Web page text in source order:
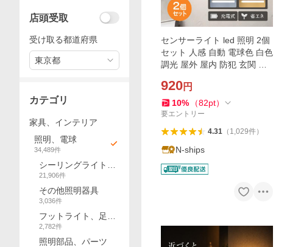
センサーライト led 照明 2個
セット 人感 自動 電球色 白色
調光 屋外 屋内 防犯 玄関 明
マグネット
920円
10% （82pt）
要エントリー
4.31（ 1,029件）
N-ships
店頭受取
受け取る都道府県
東京都
カテゴリ
家具、インテリア
照明、電球
34,489件
シーリングライト、
天井照明
21,906件
その他照明器具
3,036件
フットライト、足元
灯
2,782件
照明部品、パーツ